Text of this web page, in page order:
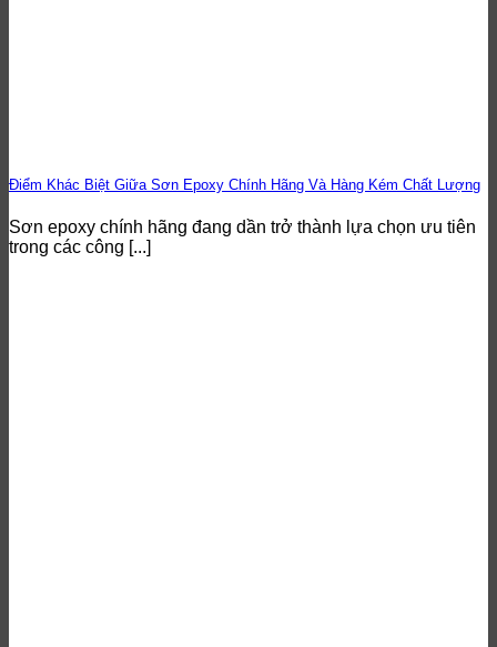
Điểm Khác Biệt Giữa Sơn Epoxy Chính Hãng Và Hàng Kém Chất Lượng
Sơn epoxy chính hãng đang dần trở thành lựa chọn ưu tiên
trong các công [...]